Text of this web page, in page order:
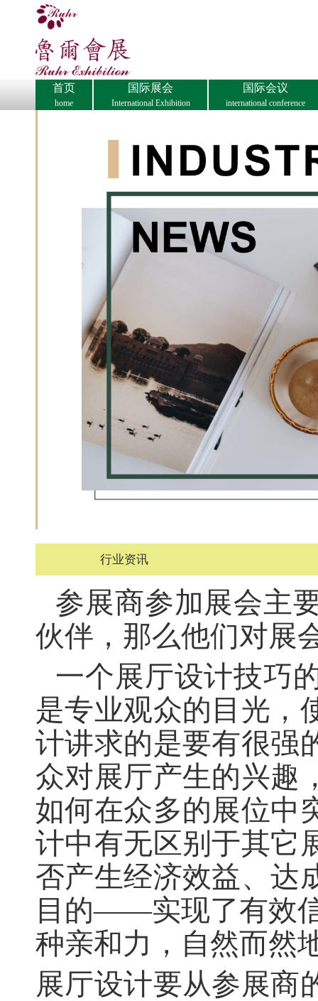
首页
home
国际展会
International Exhibition
国际会议
international conference
行业资讯
参展商参加展会主
伙伴，那么他们对展
一个展厅设计技巧
是专业观众的目光，
计讲求的是要有很强
众对展厅产生的兴趣
如何在众多的展位中
计中有无区别于其它
否产生经济效益、达
目的——实现了有效
种亲和力，自然而然
展厅设计要从参展商